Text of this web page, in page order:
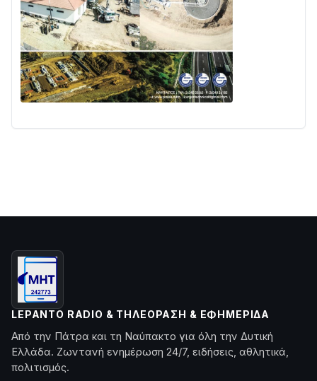
LEPANTO RADIO & ΤΗΛΕΌΡΑΣΗ & ΕΦΗΜΕΡΊΔΑ
Από την Πάτρα και τη Ναύπακτο για όλη την Δυτική
Ελλάδα. Ζωντανή ενημέρωση 24/7, ειδήσεις, αθλητικά,
πολιτισμός.